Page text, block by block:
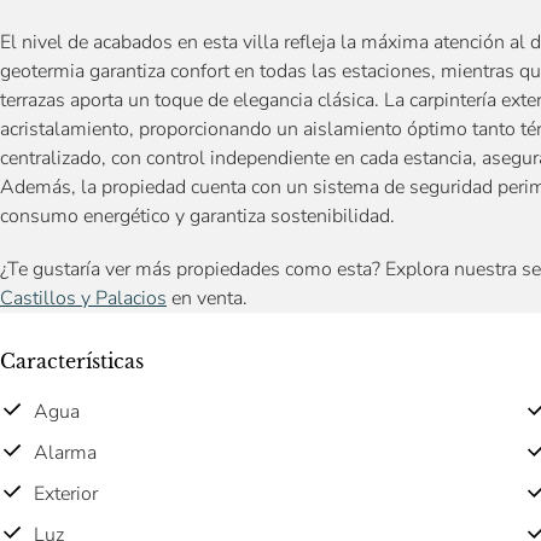
El nivel de acabados en esta villa refleja la máxima atención al
geotermia garantiza confort en todas las estaciones, mientras
terrazas aporta un toque de elegancia clásica. La carpintería
acristalamiento, proporcionando un aislamiento óptimo tanto
centralizado, con control independiente en cada estancia,
Además, la propiedad cuenta con un sistema de seguridad
consumo energético y garantiza sostenibilidad.
¿Te gustaría ver más propiedades como esta? Explora nuestra
Castillos y Palacios en venta.
Características
Agua
Alarma
Exterior
Luz